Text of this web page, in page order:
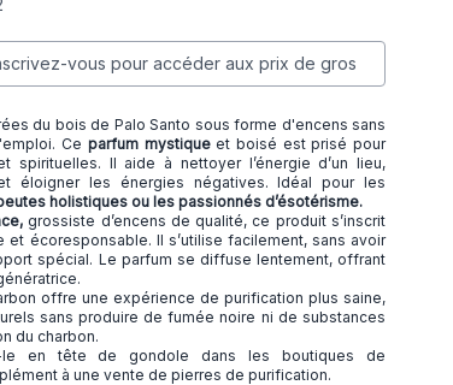
vous pour accéder aux prix de gros
du bois de Palo Santo sous forme d'encens sans
Ce parfum mystique et boisé est prisé pour
spirituelles. Il aide à nettoyer l’énergie d’un lieu,
éloigner les énergies négatives. Idéal pour les
holistiques ou les passionnés d’ésotérisme.
grossiste d’encens de qualité, ce produit s’inscrit
et écoresponsable. Il s’utilise facilement, sans avoir
spécial. Le parfum se diffuse lentement, offrant
offre une expérience de purification plus saine,
sans produire de fumée noire ni de substances
du charbon.
le en tête de gondole dans les boutiques de
à une vente de pierres de purification.